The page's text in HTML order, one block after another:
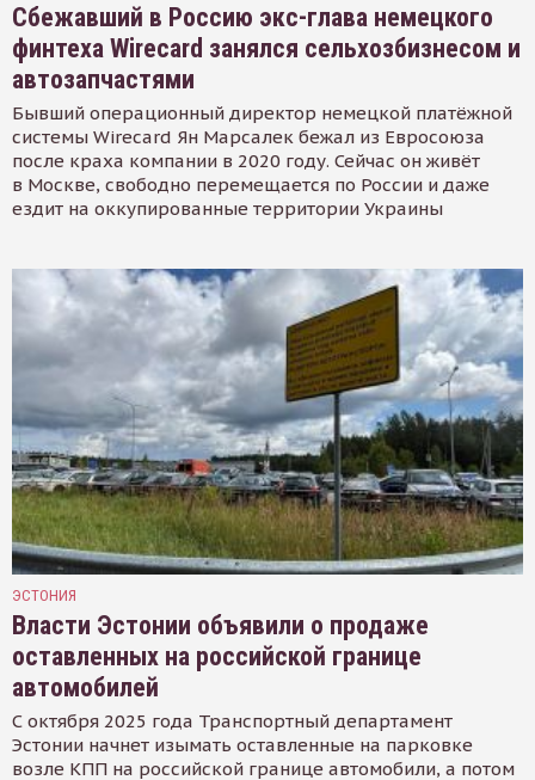
Сбежавший в Россию экс-глава немецкого
финтеха Wirecard занялся сельхозбизнесом и
автозапчастями
Бывший операционный директор немецкой платёжной
системы Wirecard Ян Марсалек бежал из Евросоюза
после краха компании в 2020 году. Сейчас он живёт
в Москве, свободно перемещается по России и даже
ездит на оккупированные территории Украины
ЭСТОНИЯ
Власти Эстонии объявили о продаже
оставленных на российской границе
автомобилей
С октября 2025 года Транспортный департамент
Эстонии начнет изымать оставленные на парковке
возле КПП на российской границе автомобили, а потом